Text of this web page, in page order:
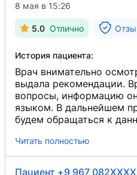
8 мая в 15:26
5.0 Отлично
История пациента:
Врач внимательно
выдала рекомендации.
вопросы, информацию
языком. В дальнейшем
будем обращаться к
потребуется.
Читать полностью
Пациент +9 967